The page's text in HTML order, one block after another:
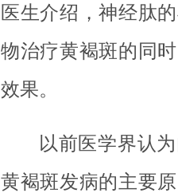
医生介绍，神经肽
物治疗黄褐斑的同
效果。
以前医学界认
黄褐斑发病的主要